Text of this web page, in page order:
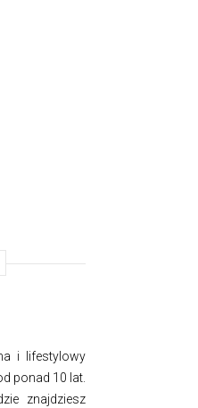
i
lifestylowy
ponad 10 lat.
znajdziesz